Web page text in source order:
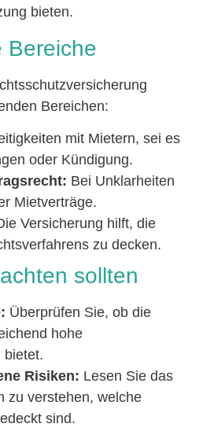
bieten.
Bereiche
Bereichen:
mit Mietern, sei es
oder Kündigung.
Bei Unklarheiten
Mietverträge.
Versicherung hilft, die
zu decken.
sollten
Überprüfen Sie, ob die
hohe
bietet.
Risiken: Lesen Sie das
zu verstehen, welche
sind.